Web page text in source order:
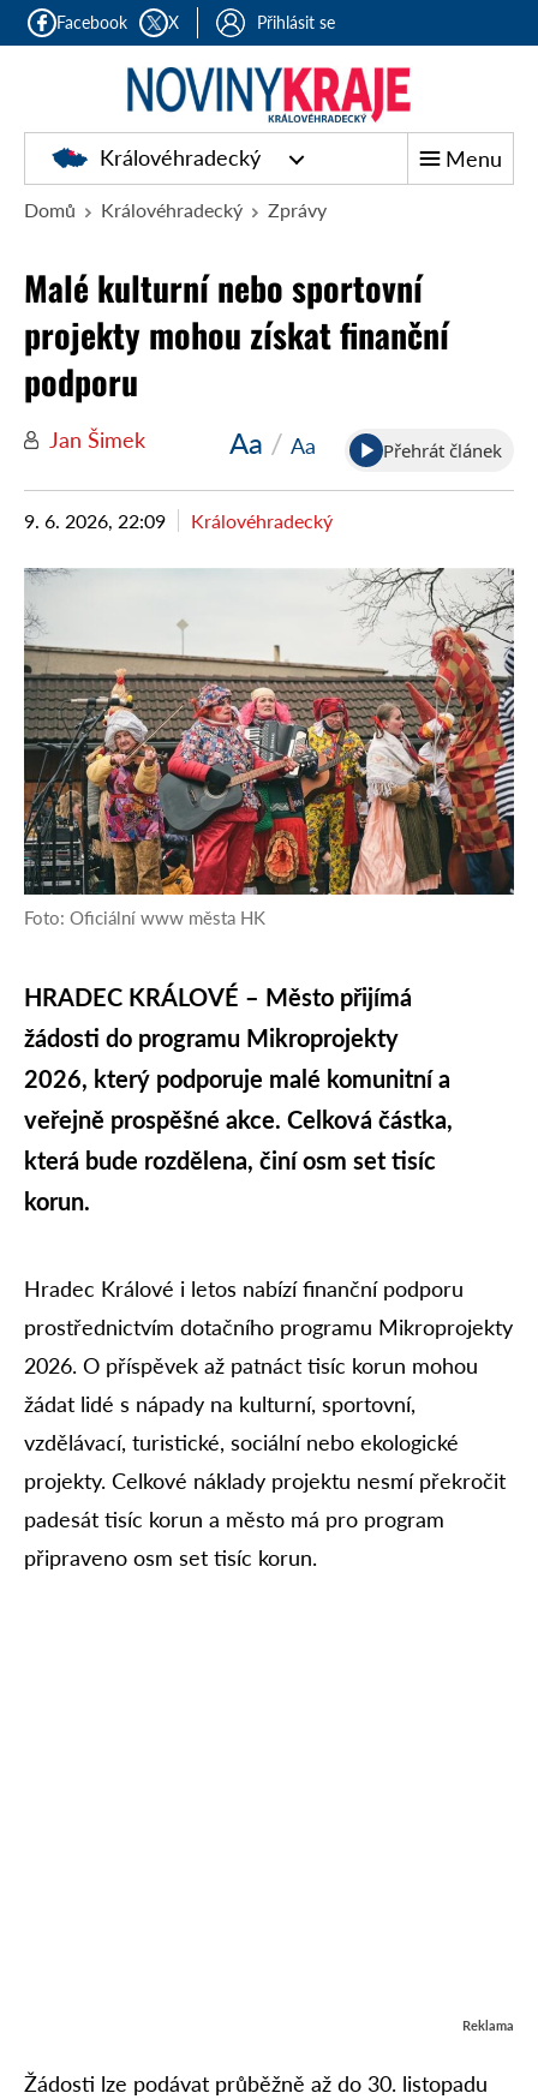
Facebook X Přihlásit se
Královéhradecký Menu
Domů Královéhradecký Zprávy
Malé kulturní nebo sportovní
projekty mohou získat finanční
podporu
Jan Šimek Aa / Aa Přehrát článek
9. 6. 2026, 22:09 Královéhradecký
Foto: Oficiální www města HK
HRADEC KRÁLOVÉ – Město přijímá
žádosti do programu Mikroprojekty
2026, který podporuje malé komunitní a
veřejně prospěšné akce. Celková částka,
která bude rozdělena, činí osm set tisíc
korun.
Hradec Králové i letos nabízí finanční podporu
prostřednictvím dotačního programu Mikroprojekty
2026. O příspěvek až patnáct tisíc korun mohou
žádat lidé s nápady na kulturní, sportovní,
vzdělávací, turistické, sociální nebo ekologické
projekty. Celkové náklady projektu nesmí překročit
padesát tisíc korun a město má pro program
připraveno osm set tisíc korun.
Reklama
Žádosti lze podávat průběžně až do 30. listopadu